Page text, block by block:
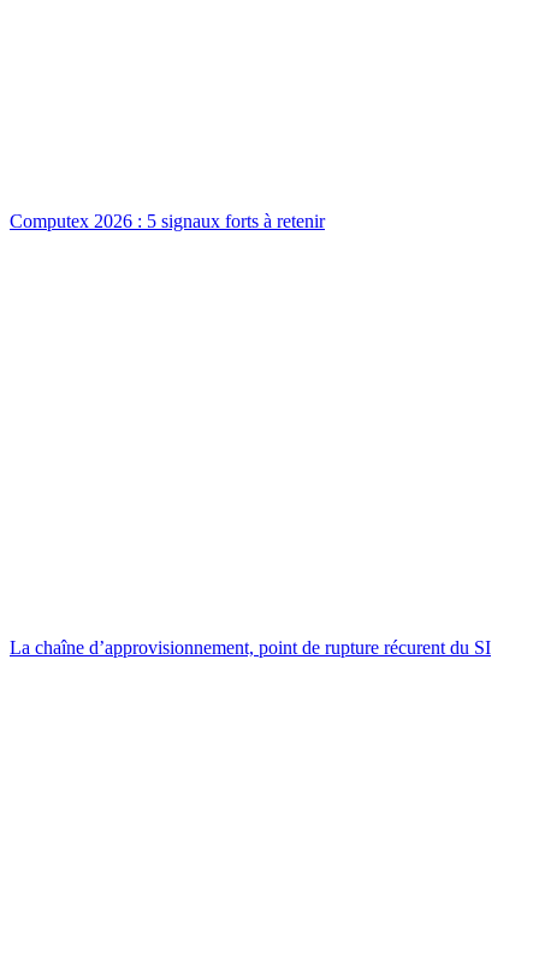
Computex 2026 : 5 signaux forts à retenir
La chaîne d’approvisionnement, point de rupture récurent du SI